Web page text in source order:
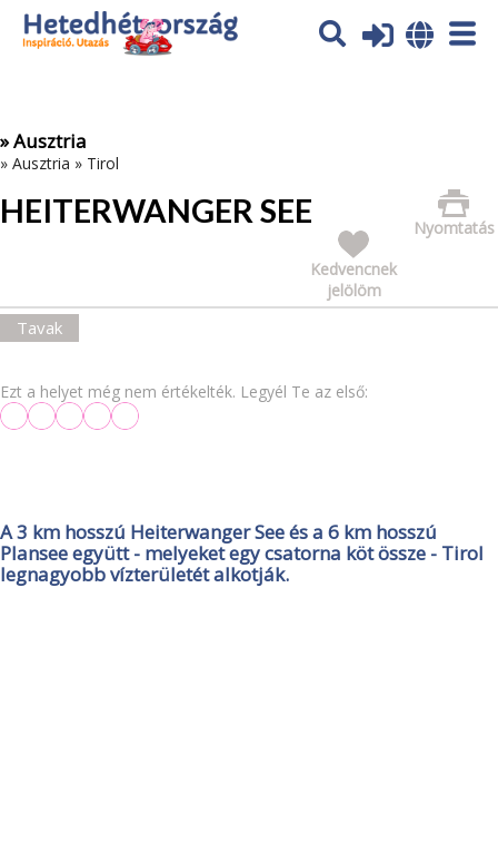
Az oldal sütiket (cookies) használ. További tájékoztatás itt:
Adatvédelmi tájékoztató
» Ausztria
» Ausztria » Tirol
HEITERWANGER SEE
Nyomtatás
Kedvencnek
jelölöm
Tavak
Ezt a helyet még nem értékelték. Legyél Te az első:
A 3 km hosszú Heiterwanger See és a 6 km hosszú
Plansee együtt - melyeket egy csatorna köt össze - Tirol
legnagyobb vízterületét alkotják.